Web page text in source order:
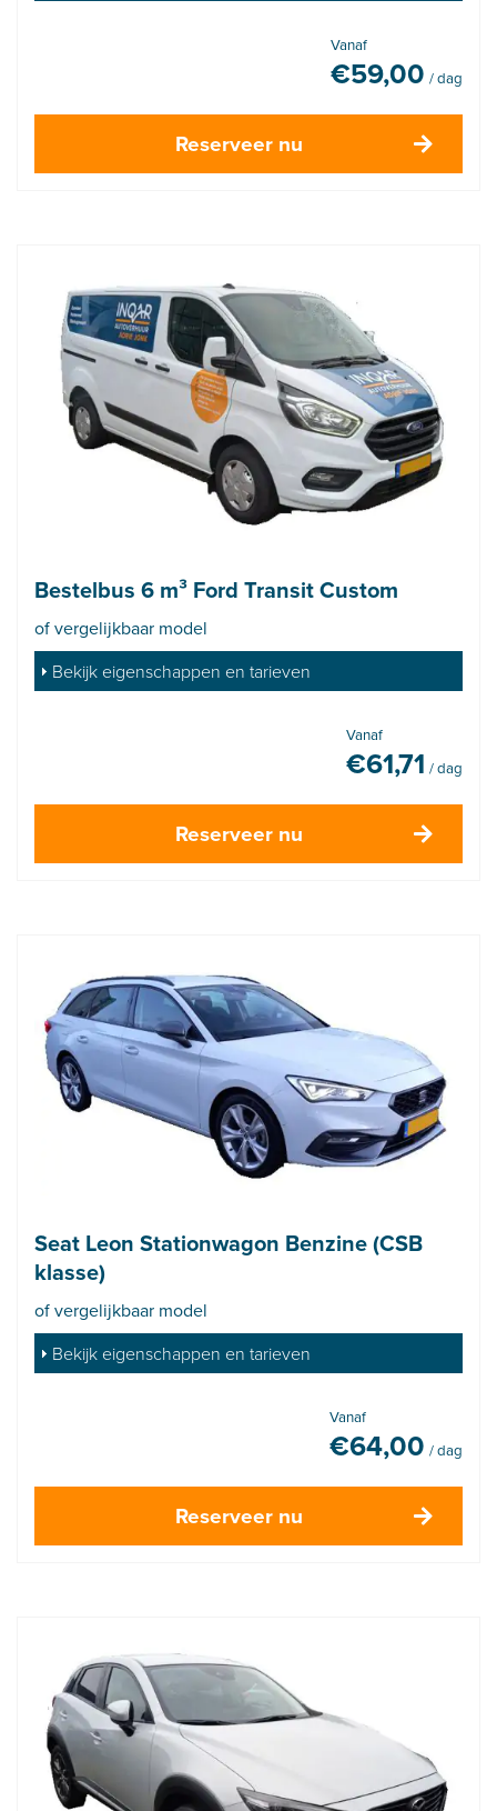
Vanaf
€59,00 / dag
Reserveer nu
Bestelbus 6 m³ Ford Transit Custom
of vergelijkbaar model
Bekijk eigenschappen en tarieven
Vanaf
€61,71 / dag
Reserveer nu
Seat Leon Stationwagon Benzine (CSB
klasse)
of vergelijkbaar model
Bekijk eigenschappen en tarieven
Vanaf
€64,00 / dag
Reserveer nu